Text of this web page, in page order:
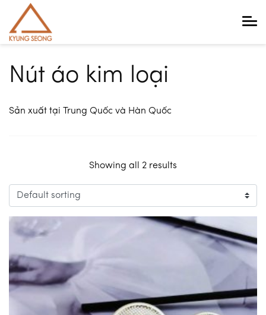
Main Navigation
Nút áo kim loại
Sản xuất tại Trung Quốc và Hàn Quốc
Showing all 2 results